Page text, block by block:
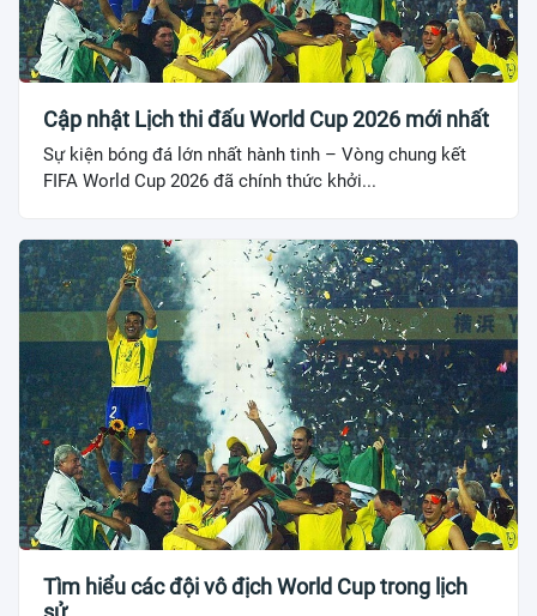
Cập nhật Lịch thi đấu World Cup 2026 mới nhất
Sự kiện bóng đá lớn nhất hành tinh – Vòng chung kết
FIFA World Cup 2026 đã chính thức khởi...
Tìm hiểu các đội vô địch World Cup trong lịch